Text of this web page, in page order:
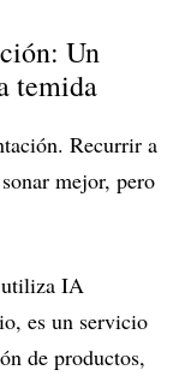
Un
temida
Recurrir a
mejor, pero
utiliza IA
es un servicio
de productos,